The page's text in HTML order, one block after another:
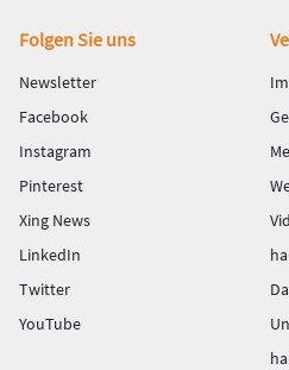
Fußbereich
Folgen Sie uns
Newsletter
Facebook
Instagram
Pinterest
Xing News
LinkedIn
Twitter
YouTube